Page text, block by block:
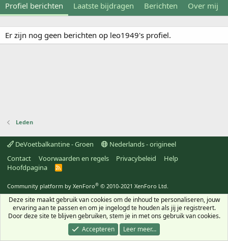
Profiel berichten Laatste bijdragen Berichten Over mij
Er zijn nog geen berichten op leo1949's profiel.
Leden
DeVoetbalkantine - Groen
Nederlands - origineel
Contact
Voorwaarden en regels Privacybeleid
Help
Hoofdpagina
R
Community platform by XenForo® © 2010-2021 XenForo Ltd.
Deze site maakt gebruik van cookies om de inhoud te personaliseren, jouw
ervaring aan te passen en om je ingelogd te houden als jij je registreert.
Door deze site te blijven gebruiken, stem je in met ons gebruik van cookies.
Accepteren
Leer meer…